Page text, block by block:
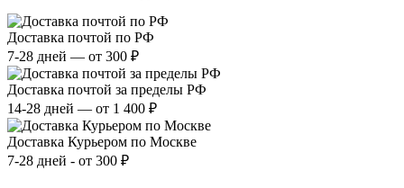
Доставка почтой по РФ
7-28 дней — от 300 ₽
Доставка почтой за пределы РФ
14-28 дней — от 1 400 ₽
Доставка Курьером по Москве
7-28 дней - от 300 ₽